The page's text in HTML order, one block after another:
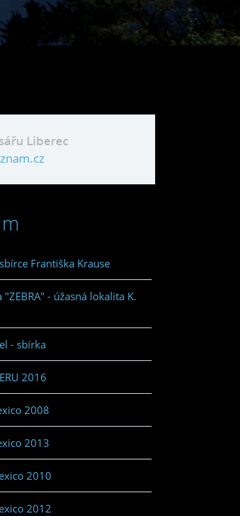
Liberec
Františka Krause
- úžasná lokalita K.
- sbírka
2016
2008
2013
2010
2012